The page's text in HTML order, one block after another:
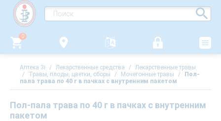
0
Аптека 3i / Лекарственные средства / Лекарственные травы
/
Травы, плоды, цветки, сборы / Мочегонные травы /
Пол-
пала трава по 40 г в пачках с внутренним пакетом
Пол-пала трава по 40 г в пачках с внутренним
пакетом